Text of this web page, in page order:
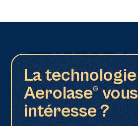
La technologie
Aerolase® vous
intéresse ?